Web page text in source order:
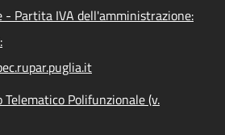
- Partita IVA dell'amministrazione:
Polifunzionale (v.